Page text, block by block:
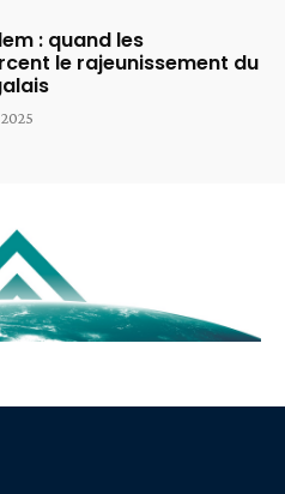
: quand les
le rajeunissement du